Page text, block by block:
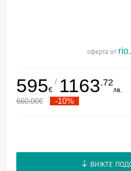
оферта от
595€
/ 1163.72
лв.
660.00€ -10%
ВИЖТЕ